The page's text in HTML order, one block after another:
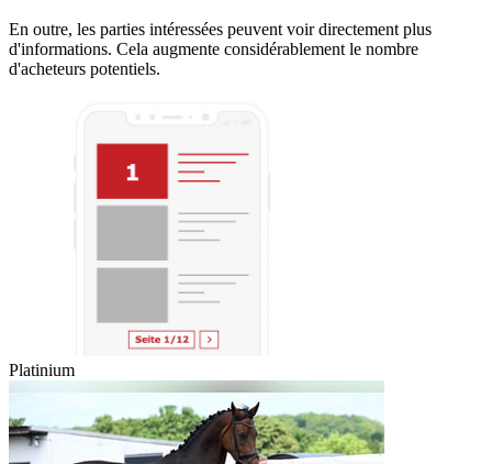
En outre, les parties intéressées peuvent voir directement plus
d'informations. Cela augmente considérablement le nombre
d'acheteurs potentiels.
Platinium